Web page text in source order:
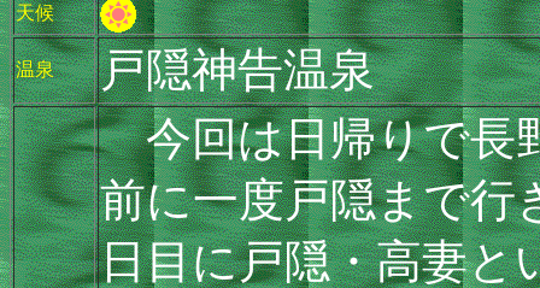
天候
温泉 戸隠神告温泉
今回は日帰りで長
前に一度戸隠まで行
日目に戸隠・高妻と